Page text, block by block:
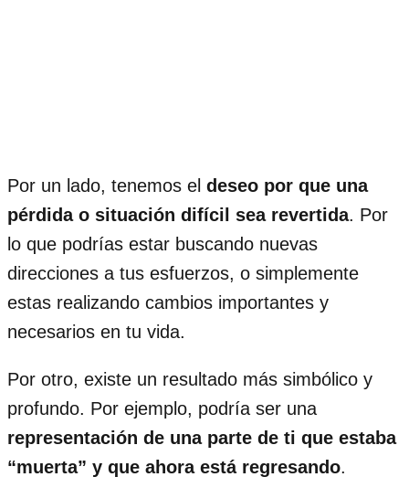
Por un lado, tenemos el deseo por que una
pérdida o situación difícil sea revertida. Por
lo que podrías estar buscando nuevas
direcciones a tus esfuerzos, o simplemente
estas realizando cambios importantes y
necesarios en tu vida.
Por otro, existe un resultado más simbólico y
profundo. Por ejemplo, podría ser una
representación de una parte de ti que estaba
“muerta” y que ahora está regresando.